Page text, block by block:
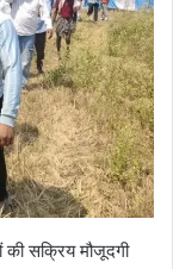
की सक्रिय मौजूदगी